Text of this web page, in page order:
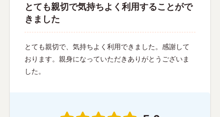
とても親切で気持ちよく利用することがで
きました
とても親切で、気持ちよく利用できました。感謝して
おります。親身になっていただきありがとうございま
した。